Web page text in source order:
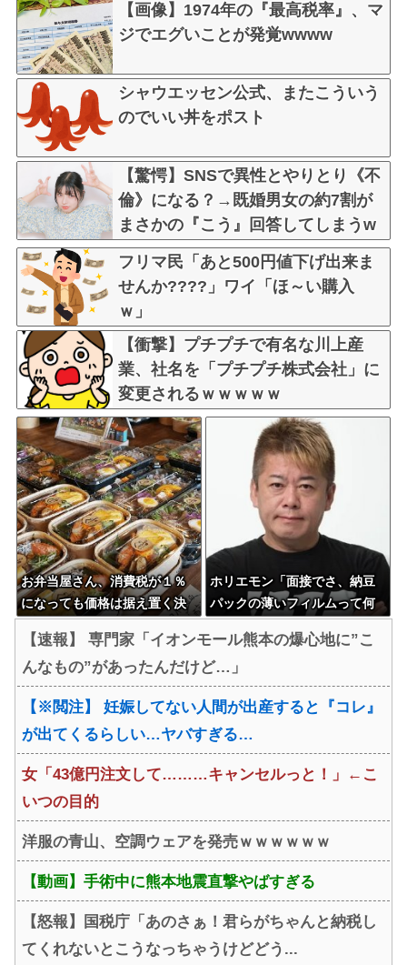
【画像】1974年の『最高税率』、マ
ジでエグいことが発覚wwww
シャウエッセン公式、またこういう
のでいい丼をポスト
【驚愕】SNSで異性とやりとり《不
倫》になる？→既婚男女の約7割が
まさかの『こう』回答してしまうw
w w w w w w w
フリマ民「あと500円値下げ出来ま
せんか????」ワイ「ほ～い購入
ｗ」
【衝撃】プチプチで有名な川上産
業、社名を「プチプチ株式会社」に
変更されるｗｗｗｗｗ
お弁当屋さん、消費税が１％
になっても価格は据え置く決
ホリエモン「面接でさ、納豆
パックの薄いフィルムって何
くわけ」
【速報】 専門家「イオンモール熊本の爆心地に”こ
んなもの”があったんだけど…」
【※閲注】 妊娠してない人間が出産すると『コレ』
が出てくるらしい…ヤバすぎる…
女「43億円注文して………キャンセルっと！」←こ
いつの目的
洋服の青山、空調ウェアを発売ｗｗｗｗｗｗ
【動画】手術中に熊本地震直撃やばすぎる
【怒報】国税庁「あのさぁ！君らがちゃんと納税し
てくれないとこうなっちゃうけどどう...